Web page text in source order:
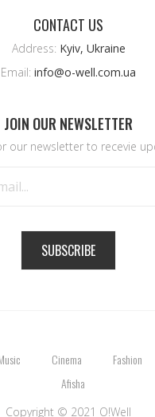
CONTACT US
Address: Kyiv, Ukraine
Email: info@o-well.com.ua
JOIN OUR NEWSLETTER
our newsletter to recevie
SUBSCRIBE
Cinema Fashion
Afisha
Copyright © 2021 O!Well